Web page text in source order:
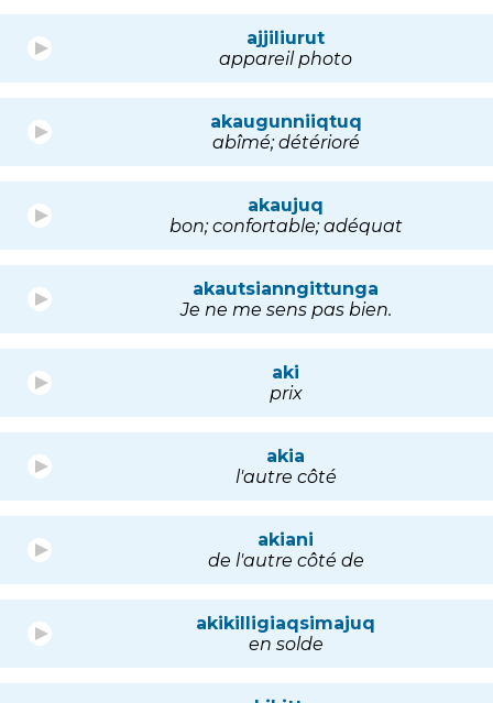
ajjiliurut
appareil photo
akaugunniiqtuq
abîmé; détérioré
akaujuq
bon; confortable; adéquat
akautsianngittunga
Je ne me sens pas bien.
aki
prix
akia
l'autre côté
akiani
de l'autre côté de
akikilligiaqsimajuq
en solde